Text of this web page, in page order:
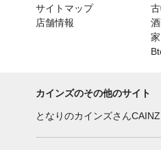
サイトマップ
店舗情報
カインズのその他のサイト
となりのカインズさん